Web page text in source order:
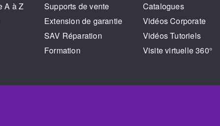
A à Z
Supports de vente
Extension de garantie
SAV Réparation
Formation
Catalogues
Vidéos Corporate
Vidéos Tutoriels
Visite virtuelle 360°